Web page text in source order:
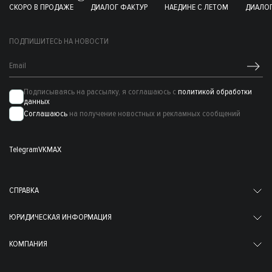
СКОРО В ПРОДАЖЕ ДИАЛОГ ФАКТУР НАЕДИНЕ С ЛЕТОМ
ПОДПИШИТЕСЬ НА НОВОСТИ
Подписываясь на рассылку, я соглашаюсь с политикой обработки
данных
Соглашаюсь на получение новостных и рекламных сообщений
TelegramVKMAX
СПРАВКА
ЮРИДИЧЕСКАЯ ИНФОРМАЦИЯ
КОМПАНИЯ